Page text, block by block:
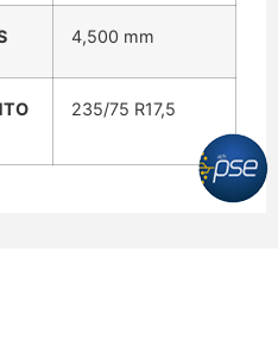
4,500 mm
235/75 R17,5